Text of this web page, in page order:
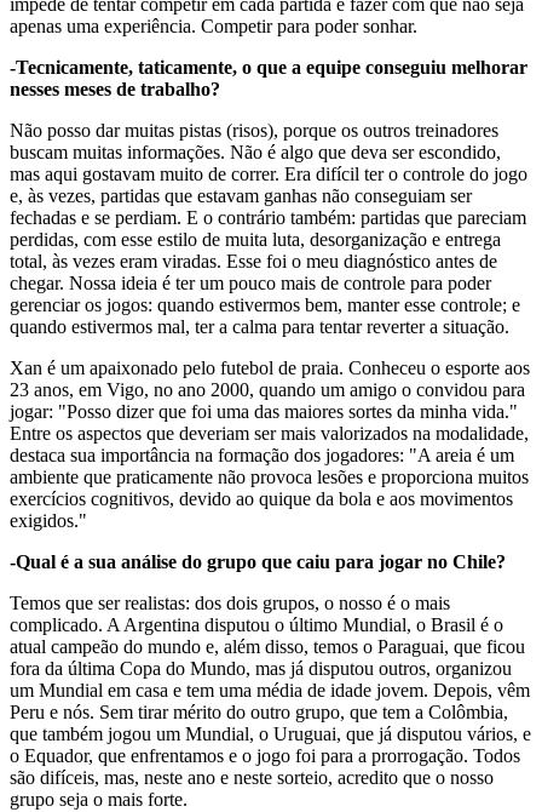
impede de tentar competir em cada partida e fazer com que não seja
apenas uma experiência. Competir para poder sonhar.
-Tecnicamente, taticamente, o que a equipe conseguiu melhorar
nesses meses de trabalho?
Não posso dar muitas pistas (risos), porque os outros treinadores
buscam muitas informações. Não é algo que deva ser escondido,
mas aqui gostavam muito de correr. Era difícil ter o controle do jogo
e, às vezes, partidas que estavam ganhas não conseguiam ser
fechadas e se perdiam. E o contrário também: partidas que pareciam
perdidas, com esse estilo de muita luta, desorganização e entrega
total, às vezes eram viradas. Esse foi o meu diagnóstico antes de
chegar. Nossa ideia é ter um pouco mais de controle para poder
gerenciar os jogos: quando estivermos bem, manter esse controle; e
quando estivermos mal, ter a calma para tentar reverter a situação.
Xan é um apaixonado pelo futebol de praia. Conheceu o esporte aos
23 anos, em Vigo, no ano 2000, quando um amigo o convidou para
jogar: "Posso dizer que foi uma das maiores sortes da minha vida."
Entre os aspectos que deveriam ser mais valorizados na modalidade,
destaca sua importância na formação dos jogadores: "A areia é um
ambiente que praticamente não provoca lesões e proporciona muitos
exercícios cognitivos, devido ao quique da bola e aos movimentos
exigidos."
-Qual é a sua análise do grupo que caiu para jogar no Chile?
Temos que ser realistas: dos dois grupos, o nosso é o mais
complicado. A Argentina disputou o último Mundial, o Brasil é o
atual campeão do mundo e, além disso, temos o Paraguai, que ficou
fora da última Copa do Mundo, mas já disputou outros, organizou
um Mundial em casa e tem uma média de idade jovem. Depois, vêm
Peru e nós. Sem tirar mérito do outro grupo, que tem a Colômbia,
que também jogou um Mundial, o Uruguai, que já disputou vários, e
o Equador, que enfrentamos e o jogo foi para a prorrogação. Todos
são difíceis, mas, neste ano e neste sorteio, acredito que o nosso
grupo seja o mais forte.